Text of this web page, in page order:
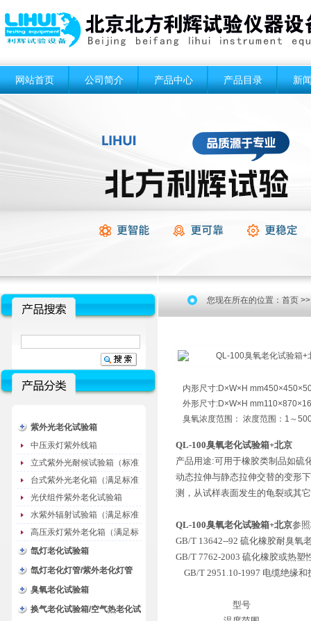
网站首页 公司简介 产品中心 产品目录 新
紫外光老化试验箱
中压汞灯紫外线箱
立式紫外光耐候试验箱（标准
型）
台式紫外光老化箱（满足标准
GB/T16776）
光伏组件紫外老化试验箱
水紫外辐射试验箱（满足标准
JC485-1992）
高压汞灯紫外老化箱（满足标
准GB/T16777）
氙灯老化试验箱
氙灯老化灯管/紫外老化灯管
（耗材）
臭氧老化试验箱
换气老化试验箱/空气热老化试
您现在所在的位置： 首页
内形尺寸:D×W×H
外形尺寸:D×W×H
臭氧浓度范围： 浓度范围：1～
QL-100臭氧老化试验箱+北京
产品用途:可用于橡胶类制品如硫
动态拉伸与静态拉伸交替的变形
测，从试样表面发生的龟裂或其
QL-100臭氧老化试验箱+北京参
GB/T 13642--92 硫化橡胶耐臭氧
GB/T 7762-2003 硫化橡胶或热
GB/T 2951.10-1997 电缆绝缘
型号